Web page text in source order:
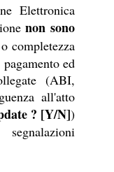
Elettronica
non sono
completezza
ed
(ABI,
all'atto
? [Y/N])